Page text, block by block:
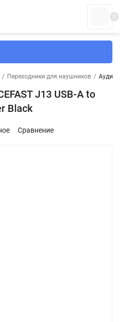
0
/ Переходники для наушников / Аудио
J13 USB-A to
Black
Сравнение